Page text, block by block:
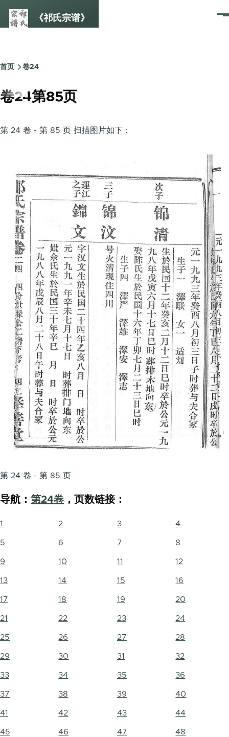
《祁氏宗谱》
菜
面
包
屑
首页 卷24
卷24第85页
第 24 卷 - 第 85 页 扫描图片如下：
第 24 卷 - 第 85 页
导航： 第24卷 ，页数链接：
1 2 3 4
5 6 7 8
9 10 11 12
13 14 15 16
17 18 19 20
21 22 23 24
25 26 27 28
29 30 31 32
33 34 35 36
37 38 39 40
41 42 43 44
45 46 47 48